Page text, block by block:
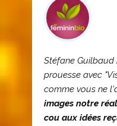
Stéfane Guilbaud
prouesse avec
comme vous ne
images notre
cou aux idées